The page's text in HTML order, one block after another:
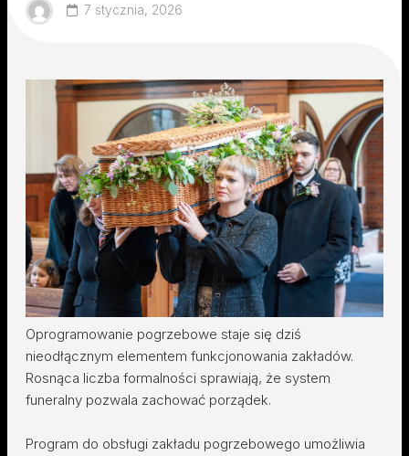
7 stycznia, 2026
Oprogramowanie pogrzebowe staje się dziś
nieodłącznym elementem funkcjonowania zakładów.
Rosnąca liczba formalności sprawiają, że system
funeralny pozwala zachować porządek.
Program do obsługi zakładu pogrzebowego umożliwia